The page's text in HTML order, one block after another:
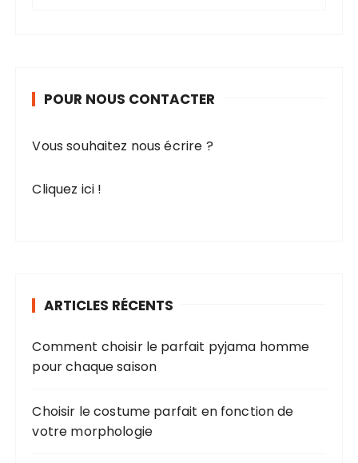
e
o
POUR NOUS CONTACTER
Vous souhaitez nous écrire ?
Cliquez ici !
ARTICLES RÉCENTS
Comment choisir le parfait pyjama homme
pour chaque saison
Choisir le costume parfait en fonction de
votre morphologie